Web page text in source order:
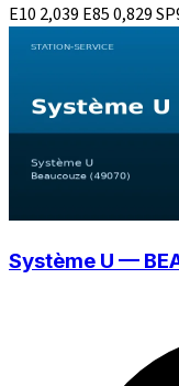
E10 2,039 E850,829
Système U —